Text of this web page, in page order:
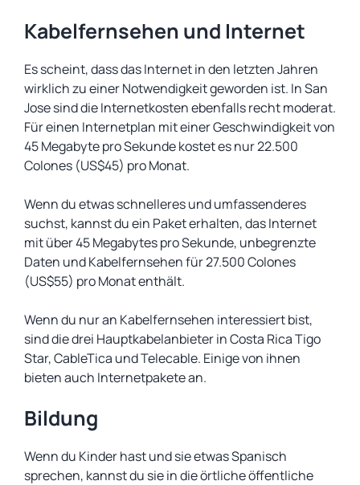
Kabelfernsehen und Internet
Es scheint, dass das Internet in den letzten Jahren
wirklich zu einer Notwendigkeit geworden ist. In San
Jose sind die Internetkosten ebenfalls recht moderat.
Für einen Internetplan mit einer Geschwindigkeit von
45 Megabyte pro Sekunde kostet es nur 22.500
Colones (US$45) pro Monat.
Wenn du etwas schnelleres und umfassenderes
suchst, kannst du ein Paket erhalten, das Internet
mit über 45 Megabytes pro Sekunde, unbegrenzte
Daten und Kabelfernsehen für 27.500 Colones
(US$55) pro Monat enthält.
Wenn du nur an Kabelfernsehen interessiert bist,
sind die drei Hauptkabelanbieter in Costa Rica Tigo
Star, CableTica und Telecable. Einige von ihnen
bieten auch Internetpakete an.
Bildung
Wenn du Kinder hast und sie etwas Spanisch
sprechen, kannst du sie in die örtliche öffentliche